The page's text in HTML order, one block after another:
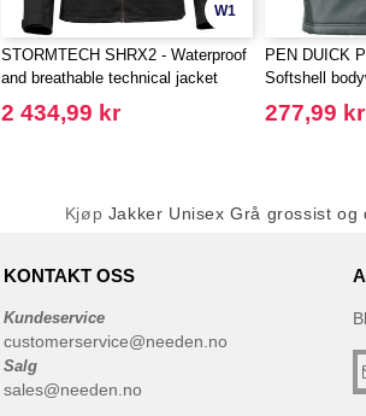
W1
STORMTECH SHRX2 - Waterproof
and breathable technical jacket
2 434,99 kr
PEN DUICK
Softshell
277,99 kr
Kjøp Jakker Unisex Grå grossist og
KONTAKT OSS
Kundeservice
customerservice@needen.no
Salg
sales@needen.no